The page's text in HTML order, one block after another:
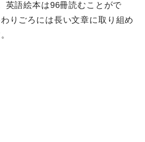
英語絵本は96冊読むことがで
りごろには長い文章に取り組め